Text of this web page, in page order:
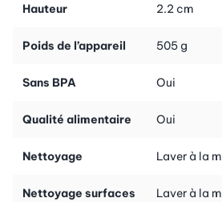
dans la cuisine, vous ne voudrez plus
acier robuste de haute qualité, même
Hauteur 2.2 cm
Poids de l’appareil 505 g
Sans BPA Oui
Qualité alimentaire Oui
Nettoyage Laver à la
Nettoyage surfaces
Laver à la